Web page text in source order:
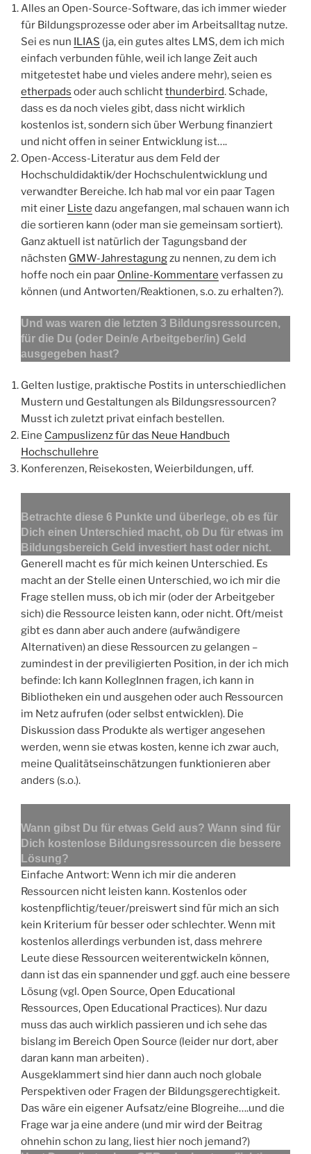
Alles an Open-Source-Software, das ich immer wieder
für Bildungsprozesse oder aber im Arbeitsalltag nutze.
Sei es nun ILIAS (ja, ein gutes altes LMS, dem ich mich
einfach verbunden fühle, weil ich lange Zeit auch
mitgetestet habe und vieles andere mehr), seien es
etherpads oder auch schlichtthunderbird. Schade,
dass es da noch vieles gibt, dass nicht wirklich
kostenlos ist, sondern sich über Werbung finanziert
und nicht offen in seiner Entwicklung ist….
Open-Access-Literatur aus dem Feld der
Hochschuldidaktik/der Hochschulentwicklung und
verwandter Bereiche. Ich hab mal vor ein paar Tagen
mit einer Liste dazu angefangen, mal schauen wann ich
die sortieren kann (oder man sie gemeinsam sortiert).
Ganz aktuell ist natürlich der Tagungsband der
nächsten GMW-Jahrestagungzu nennen, zu dem ich
hoffe noch ein paar Online-Kommentare verfassen zu
können (und Antworten/Reaktionen, s.o. zu erhalten?).
Und was waren die letzten 3 Bildungsressourcen,
für die Du (oder Dein/e Arbeitgeber/in) Geld
ausgegeben hast?
Gelten lustige, praktische Postits in unterschiedlichen
Mustern und Gestaltungen als Bildungsressourcen?
Musst ich zuletzt privat einfach bestellen.
Eine Campuslizenz für das Neue Handbuch
Hochschullehre
Konferenzen, Reisekosten, Weierbildungen, uff.
Betrachte diese 6 Punkte und überlege, ob es für
Dich einen Unterschied macht, ob Du für etwas im
Bildungsbereich Geld investiert hast oder nicht.
Generell macht es für mich keinen Unterschied. Es
macht an der Stelle einen Unterschied, wo ich mir die
Frage stellen muss, ob ich mir (oder der Arbeitgeber
sich) die Ressource leisten kann, oder nicht. Oft/meist
gibt es dann aber auch andere (aufwändigere
Alternativen) an diese Ressourcen zu gelangen –
zumindest in der previligierten Position, in der ich mich
befinde: Ich kann KollegInnen fragen, ich kann in
Bibliotheken ein und ausgehen oder auch Ressourcen
im Netz aufrufen (oder selbst entwicklen). Die
Diskussion dass Produkte als wertiger angesehen
werden, wenn sie etwas kosten, kenne ich zwar auch,
meine Qualitätseinschätzungen funktionieren aber
anders (s.o.).
Wann gibst Du für etwas Geld aus? Wann sind für
Dich kostenlose Bildungsressourcen die bessere
Lösung?
Einfache Antwort: Wenn ich mir die anderen
Ressourcen nicht leisten kann. Kostenlos oder
kostenpflichtig/teuer/preiswert sind für mich an sich
kein Kriterium für besser oder schlechter. Wenn mit
kostenlos allerdings verbunden ist, dass mehrere
Leute diese Ressourcen weiterentwickeln können,
dann ist das ein spannender und ggf. auch eine bessere
Lösung (vgl. Open Source, Open Educational
Ressources, Open Educational Practices). Nur dazu
muss das auch wirklich passieren und ich sehe das
bislang im Bereich Open Source (leider nur dort, aber
daran kann man arbeiten) .
Ausgeklammert sind hier dann auch noch globale
Perspektiven oder Fragen der Bildungsgerechtigkeit.
Das wäre ein eigener Aufsatz/eine Blogreihe….und die
Frage war ja eine andere (und mir wird der Beitrag
ohnehin schon zu lang, liest hier noch jemand?)